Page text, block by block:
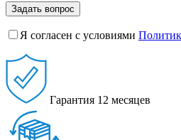
Задать вопрос
Я согласен с условиями
Гарантия 12 месяцев